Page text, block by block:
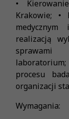
•
Krakowie; •
realizacją
sprawami
procesu
organizacji
Wymagania: